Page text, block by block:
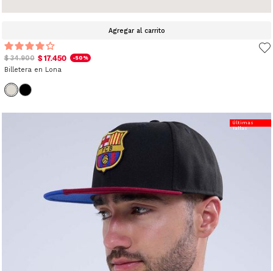
Agregar al carrito
$ 34.900 $ 17.450 -50%
Billetera en Lona
Últimas
Tallas